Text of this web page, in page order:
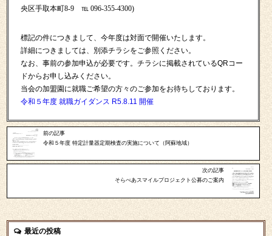
央区手取本町8-9 ℡ 096-355-4300)
標記の件につきまして、今年度は対面で開催いたします。
詳細につきましては、別添チラシをご参照ください。
なお、事前の参加申込が必要です。チラシに掲載されているQRコー
ドからお申し込みください。
当会の加盟園に就職ご希望の方々のご参加をお待ちしております。
令和５年度 就職ガイダンス R5.8.11 開催
前の記事
令和５年度 特定計量器定期検査の実施について（阿蘇地域）
次の記事
そらべあスマイルプロジェクト公募のご案内
最近の投稿